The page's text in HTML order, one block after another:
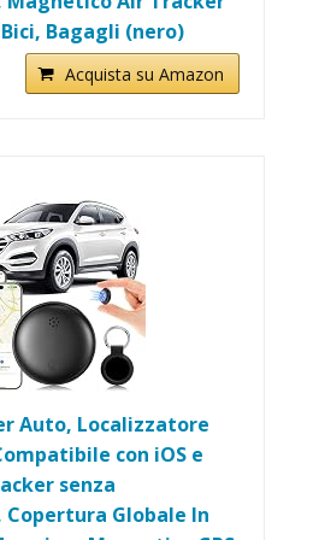
Bagagli (nero)
Acquista su Amazon
Auto, Localizzatore
con iOS e
senza
Globale In